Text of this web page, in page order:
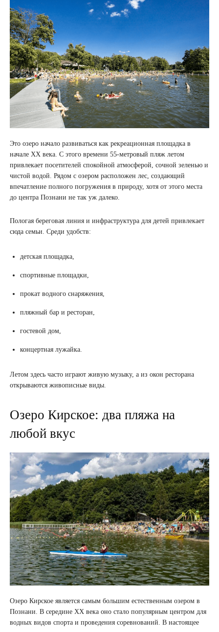
Это озеро начало развиваться как рекреационная площадка в
начале XX века. С этого времени 55-метровый пляж летом
привлекает посетителей спокойной атмосферой, сочной зеленью и
чистой водой. Рядом с озером расположен лес, создающий
впечатление полного погружения в природу, хотя от этого места
до центра Познани не так уж далеко.
Пологая береговая линия и инфраструктура для детей привлекает
сюда семьи. Среди удобств:
детская площадка,
спортивные площадки,
прокат водного снаряжения,
пляжный бар и ресторан,
гостевой дом,
концертная лужайка.
Летом здесь часто играют живую музыку, а из окон ресторана
открываются живописные виды.
Озеро Кирское: два пляжа на
любой вкус
Озеро Кирское является самым большим естественным озером в
Познани. В середине XX века оно стало популярным центром для
водных видов спорта и проведения соревнований. В настоящее